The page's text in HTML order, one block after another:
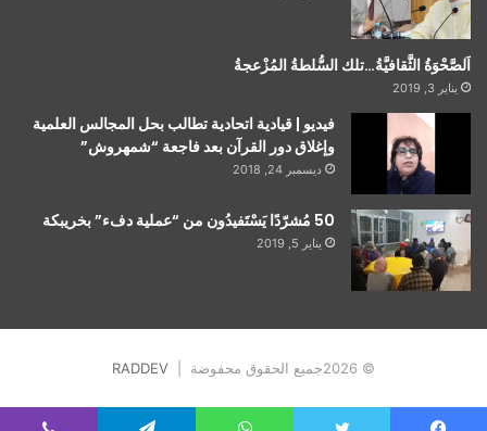
اَلصَّحْوَةُ الثَّقافيَّةُ…تلك السُّلطةُ المُزْعجةُ
يناير 3, 2019
فيديو | قيادية اتحادية تطالب بحل المجالس العلمية
وإغلاق دور القرآن بعد فاجعة “شمهروش”
ديسمبر 24, 2018
50 مُشرّدًا يَسْتَفيدُون من “عملية دفء” بخريبكة
يناير 5, 2019
© 2026جميع الحقوق محفوضة | RADDEV